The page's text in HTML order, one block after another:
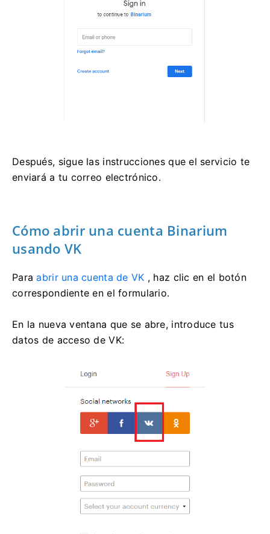
Después, sigue las instrucciones que el servicio te
enviará a tu correo electrónico.
Cómo abrir una cuenta Binarium
usando VK
Paraabrir una cuenta de VK , haz clic en el botón
correspondiente en el formulario.
En la nueva ventana que se abre, introduce tus
datos de acceso de VK: